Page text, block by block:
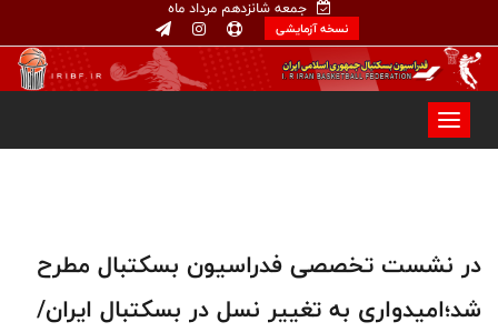
جمعه شانزدهم مرداد ماه
نسخه آزمایشی
در نشست تخصصی فدراسیون بسکتبال مطرح
شد؛امیدواری به تغییر نسل در بسکتبال ایران/